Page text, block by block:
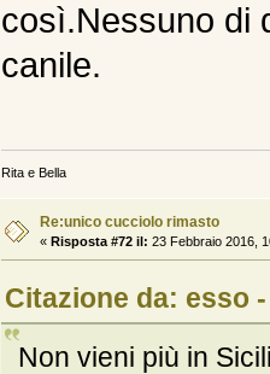
così.Nessuno di
canile.
Rita e Bella
Re:unico cucciolo rimasto
« Risposta #72 il: 23 Febbraio 2016,
Citazione da: esso
Non vieni più in